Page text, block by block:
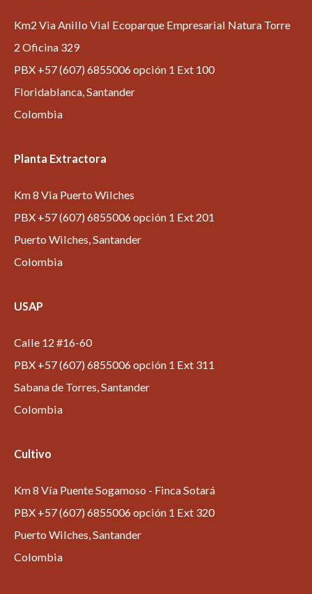
Km2 Via Anillo Vial Ecoparque Empresarial Natura Torre
2 Oficina 329
PBX +57 (607) 6855006 opción 1 Ext 100
Floridablanca, Santander
Colombia
Planta Extractora
Km 8 Via Puerto Wilches
PBX +57 (607) 6855006 opción 1 Ext 201
Puerto Wilches, Santander
Colombia
USAP
Calle 12 #16-60
PBX +57 (607) 6855006 opción 1 Ext 311
Sabana de Torres, Santander
Colombia
Cultivo
Km 8 Vía Puente Sogamoso - Finca Sotará
PBX +57 (607) 6855006 opción 1 Ext 320
Puerto Wilches, Santander
Colombia